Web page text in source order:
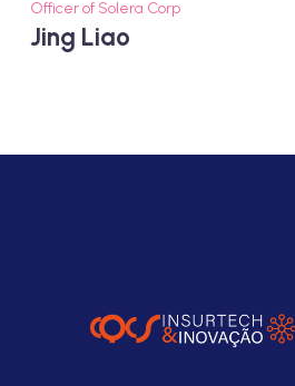
Officer of Solera Corp
Jing Liao